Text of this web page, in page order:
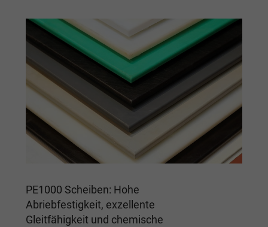
PE1000 Scheiben: Hohe
Abriebfestigkeit, exzellente
Gleitfähigkeit und chemische